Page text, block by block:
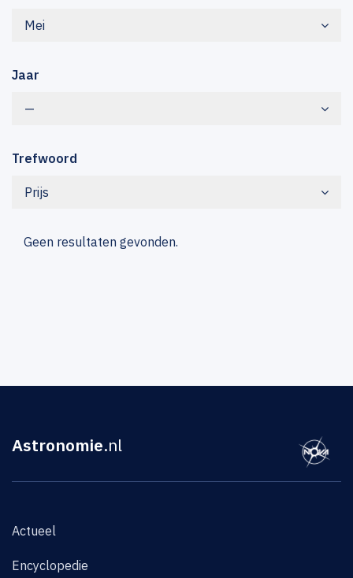
Mei
Jaar
—
Trefwoord
Prijs
Geen resultaten gevonden.
Astronomie.nl
Actueel
Encyclopedie